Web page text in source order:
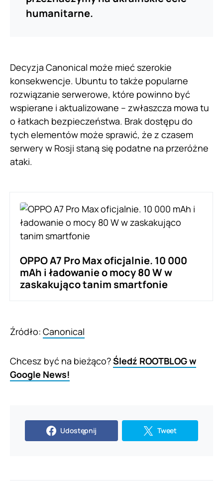
humanitarne.
Decyzja Canonical może mieć szerokie
konsekwencje. Ubuntu to także popularne
rozwiązanie serwerowe, które powinno być
wspierane i aktualizowane – zwłaszcza mowa tu
o łatkach bezpieczeństwa. Brak dostępu do
tych elementów może sprawić, że z czasem
serwery w Rosji staną się podatne na przeróżne
ataki.
OPPO A7 Pro Max oficjalnie. 10 000
mAh i ładowanie o mocy 80 W w
zaskakująco tanim smartfonie
Źródło: Canonical
Chcesz być na bieżąco?Śledź ROOTBLOG w
Google News!
Udostępnij Tweet